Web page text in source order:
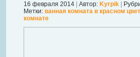
16 февраля 2014 Автор: Kyrpik
Метки: ванная комната в красном
комнате